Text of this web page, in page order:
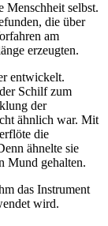
Menschheit selbst.
die über
am
erzeugten.
entwickelt.
Schilf zum
der
ähnlich war. Mit
die
ähnelte sie
Mund gehalten.
das Instrument
wird.